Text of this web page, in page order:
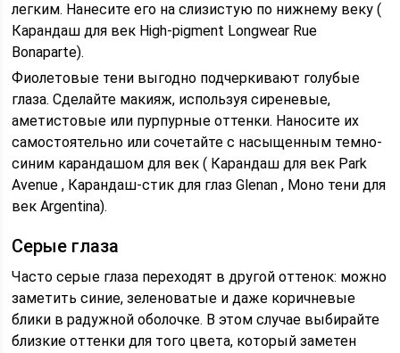
легким. Нанесите его на слизистую по нижнему веку (
Карандаш для век High-pigment Longwear Rue
Bonaparte).
Фиолетовые тени выгодно подчеркивают голубые
глаза. Сделайте макияж, используя сиреневые,
аметистовые или пурпурные оттенки. Наносите их
самостоятельно или сочетайте с насыщенным темно-
синим карандашом для век ( Карандаш для век Park
Avenue , Карандаш-стик для глаз Glenan , Моно тени для
век Argentina).
Серые глаза
Часто серые глаза переходят в другой оттенок: можно
заметить синие, зеленоватые и даже коричневые
блики в радужной оболочке. В этом случае выбирайте
близкие оттенки для того цвета, который заметен